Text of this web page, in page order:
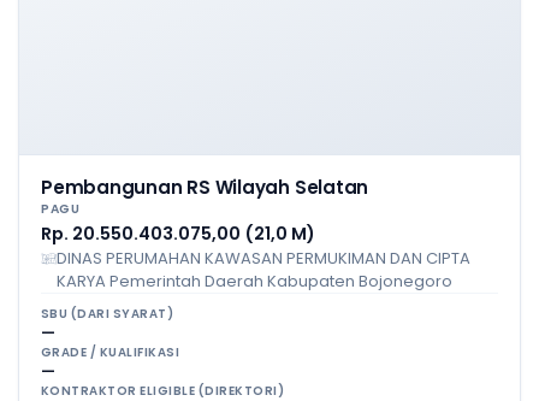
Pembangunan RS Wilayah Selatan
PAGU
Rp. 20.550.403.075,00 (21,0 M)
DINAS PERUMAHAN KAWASAN PERMUKIMAN DAN CIPTA
KARYA Pemerintah Daerah Kabupaten Bojonegoro
SBU (DARI SYARAT)
—
GRADE / KUALIFIKASI
—
KONTRAKTOR ELIGIBLE (DIREKTORI)